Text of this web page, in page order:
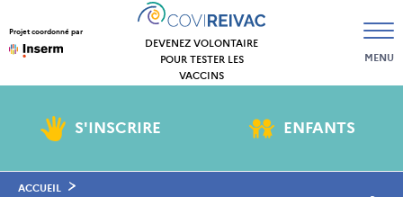
Projet coordonné par
MENU
DEVENEZ VOLONTAIRE
POUR TESTER LES
VACCINS
S'INSCRIRE ENFANTS
ACCUEIL